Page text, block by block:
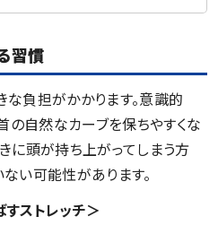
習慣
負担がかかります。意識的
の自然なカーブを保ちやすくな
に頭が持ち上がってしまう方
い可能性があります。
ストレッチ＞